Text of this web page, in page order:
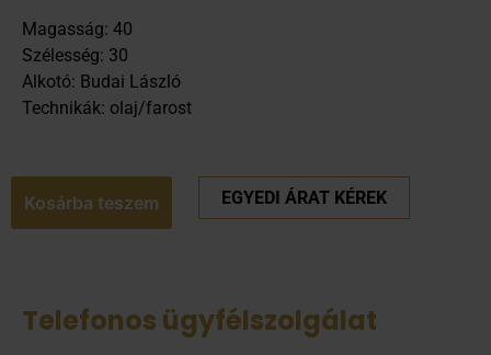
Magasság: 40
Szélesség: 30
Alkotó: Budai László
Technikák: olaj/farost
Kosárba teszem EGYEDI ÁRAT KÉREK
Telefonos ügyfélszolgálat